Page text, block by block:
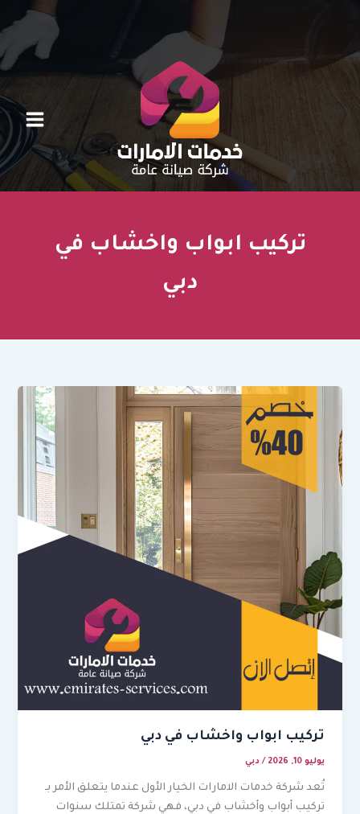
تركيب ابواب واخشاب في
دبي
تركيب ابواب واخشاب في دبي
يوليو 10, 2026 / دبي
تُعد شركة خدمات الامارات الخيار الأول عندما يتعلق الأمر بـ
تركيب أبواب وأخشاب في دبي، فهي شركة تمتلك سنوات